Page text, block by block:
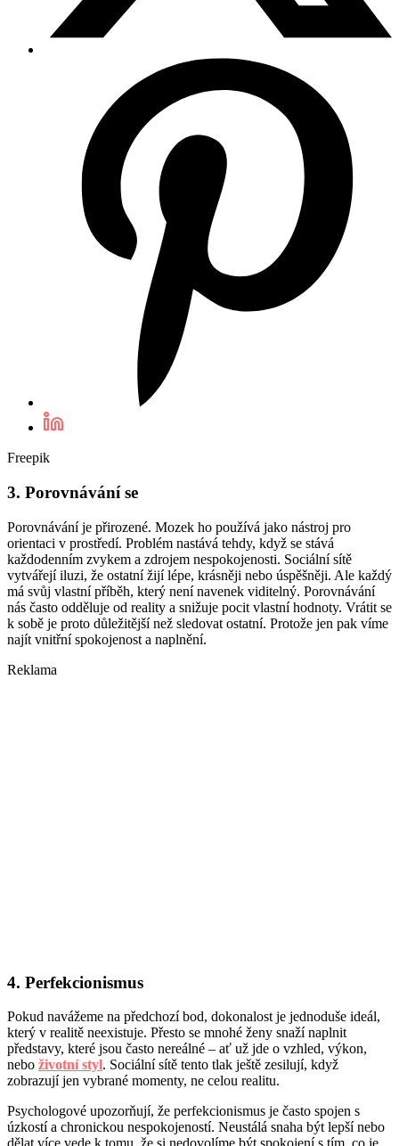
Freepik
3. Porovnávání se
Porovnávání je přirozené. Mozek ho používá jako nástroj pro
orientaci v prostředí. Problém nastává tehdy, když se stává
každodenním zvykem a zdrojem nespokojenosti. Sociální sítě
vytvářejí iluzi, že ostatní žijí lépe, krásněji nebo úspěšněji. Ale každý
má svůj vlastní příběh, který není navenek viditelný. Porovnávání
nás často odděluje od reality a snižuje pocit vlastní hodnoty. Vrátit se
k sobě je proto důležitější než sledovat ostatní. Protože jen pak víme
najít vnitřní spokojenost a naplnění.
Reklama
4. Perfekcionismus
Pokud navážeme na předchozí bod, dokonalost je jednoduše ideál,
který v realitě neexistuje. Přesto se mnohé ženy snaží naplnit
představy, které jsou často nereálné – ať už jde o vzhled, výkon,
nebo životní styl. Sociální sítě tento tlak ještě zesilují, když
zobrazují jen vybrané momenty, ne celou realitu.
Psychologové upozorňují, že perfekcionismus je často spojen s
úzkostí a chronickou nespokojeností. Neustálá snaha být lepší nebo